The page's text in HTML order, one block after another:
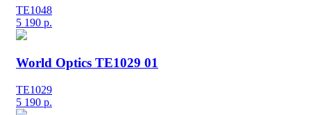
TE1048
5 190 р.
World Optics TE1029 01
TE1029
5 190 р.